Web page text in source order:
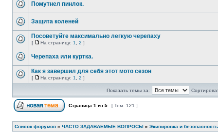
Помутнел пинлок.
Защита коленей
Посоветуйте максимально легкую черепаху
[ На страницу: 1 2 ]
Черепаха или куртка.
Как я завершил для себя этот мото сезон
[ На страницу: 1 2 ]
Показать темы за:
Страница 1 из 5 [ Тем: 121 ]
Список форумов » ЧАСТО ЗАДАВАЕМЫЕ ВОПРОСЫ » Экипировка и безопасность